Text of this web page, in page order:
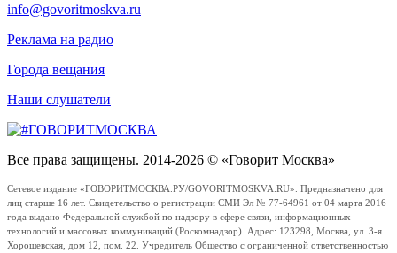
info@govoritmoskva.ru
Реклама на радио
Города вещания
Наши слушатели
Все права защищены. 2014-2026 © «Говорит Москва»
Сетевое издание «ГОВОРИТМОСКВА.РУ/GOVORITMOSKVA.RU». Предназначено для
лиц старше 16 лет. Свидетельство о регистрации СМИ Эл № 77-64961 от 04 марта 2016
года выдано Федеральной службой по надзору в сфере связи, информационных
технологий и массовых коммуникаций (Роскомнадзор). Адрес: 123298, Москва, ул. 3-я
Хорошевская, дом 12, пом. 22. Учредитель Общество с ограниченной ответственностью